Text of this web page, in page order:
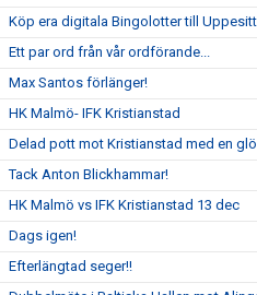
Köp era digitala Bingolotter till
Ett par ord från vår ordförande...
Max Santos förlänger!
HK Malmö- IFK Kristianstad
Delad pott mot Kristianstad med en
Tack Anton Blickhammar!
HK Malmö vs IFK Kristianstad 13 dec
Dags igen!
Efterlängtad seger!!